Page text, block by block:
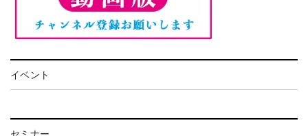
イベント
セミナー